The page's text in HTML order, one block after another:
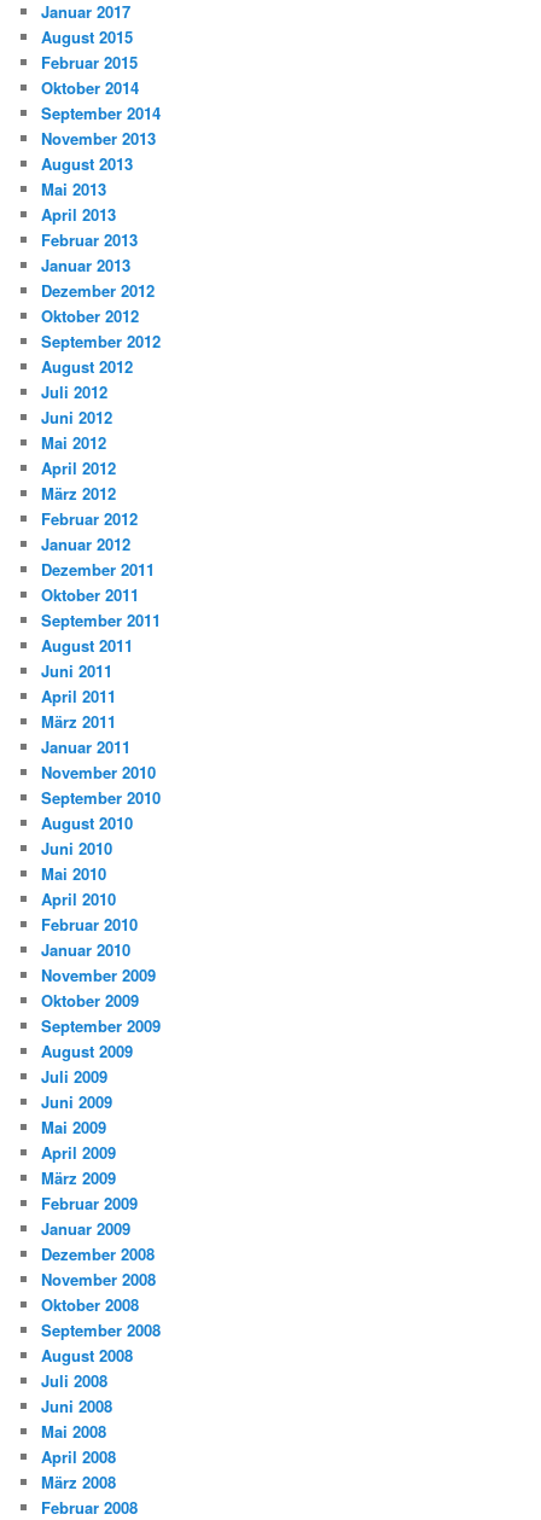
Januar 2017
August 2015
Februar 2015
Oktober 2014
September 2014
November 2013
August 2013
Mai 2013
April 2013
Februar 2013
Januar 2013
Dezember 2012
Oktober 2012
September 2012
August 2012
Juli 2012
Juni 2012
Mai 2012
April 2012
März 2012
Februar 2012
Januar 2012
Dezember 2011
Oktober 2011
September 2011
August 2011
Juni 2011
April 2011
März 2011
Januar 2011
November 2010
September 2010
August 2010
Juni 2010
Mai 2010
April 2010
Februar 2010
Januar 2010
November 2009
Oktober 2009
September 2009
August 2009
Juli 2009
Juni 2009
Mai 2009
April 2009
März 2009
Februar 2009
Januar 2009
Dezember 2008
November 2008
Oktober 2008
September 2008
August 2008
Juli 2008
Juni 2008
Mai 2008
April 2008
März 2008
Februar 2008